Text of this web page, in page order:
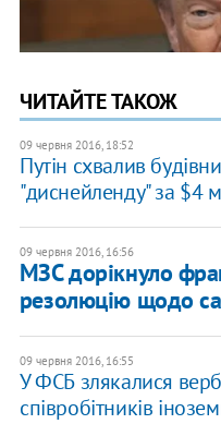
ЧИТАЙТЕ ТАКОЖ
09 червня 2016, 18:52
Путін схвалив
"диснейленду" за $4
09 червня 2016, 16:56
МЗС дорікнуло
резолюцію щодо
09 червня 2016, 16:55
У ФСБ злякалися
співробітників